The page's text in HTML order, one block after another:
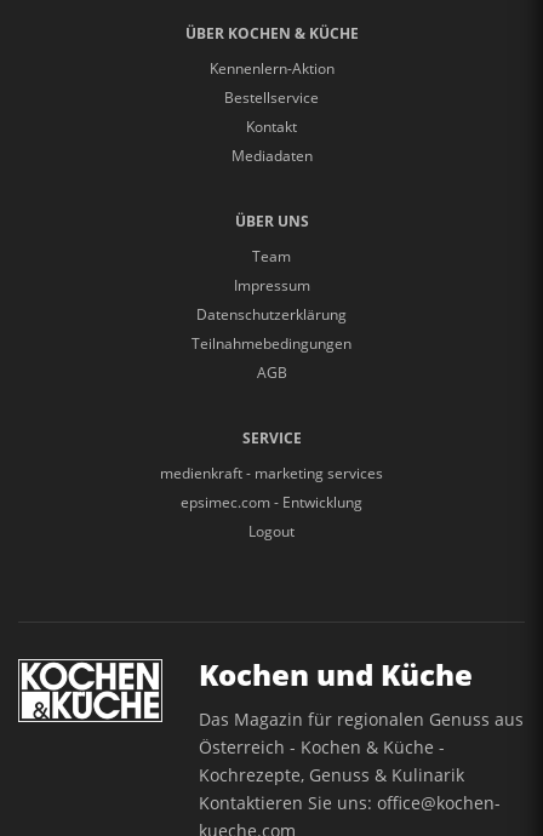
ÜBER KOCHEN & KÜCHE
Kennenlern-Aktion
Bestellservice
Kontakt
Mediadaten
ÜBER UNS
Team
Impressum
Datenschutzerklärung
Teilnahmebedingungen
AGB
SERVICE
medienkraft - marketing services
epsimec.com - Entwicklung
Logout
Kochen und Küche
Das Magazin für regionalen Genuss aus
Österreich - Kochen & Küche -
Kochrezepte, Genuss & Kulinarik
Kontaktieren Sie uns:office@kochen-
kueche.com